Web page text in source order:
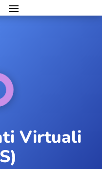
Virtuali